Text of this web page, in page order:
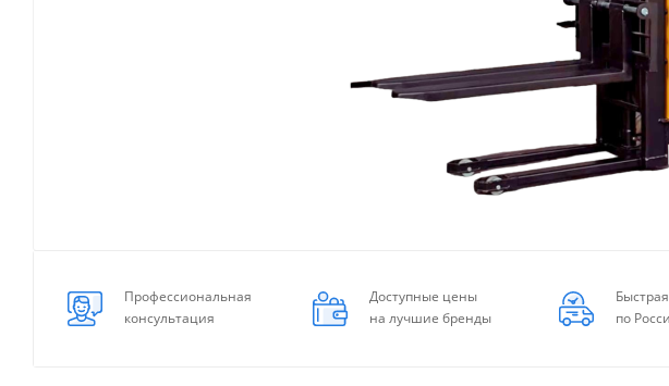
Профессиональная
консультация
Доступные цены
на лучшие бренды
по